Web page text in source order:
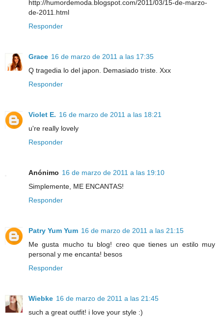
http://humordemoda.blogspot.com/2011/03/15-de-marzo-
de-2011.html
Responder
Grace 16 de marzo de 2011 a las 17:35
Q tragedia lo del japon. Demasiado triste. Xxx
Responder
Violet E. 16 de marzo de 2011 a las 18:21
u're really lovely
Responder
Anónimo 16 de marzo de 2011 a las 19:10
Simplemente, ME ENCANTAS!
Responder
Patry Yum Yum 16 de marzo de 2011 a las 21:15
Me gusta mucho tu blog! creo que tienes un estilo muy
personal y me encanta! besos
Responder
Wiebke 16 de marzo de 2011 a las 21:45
such a great outfit! i love your style :)